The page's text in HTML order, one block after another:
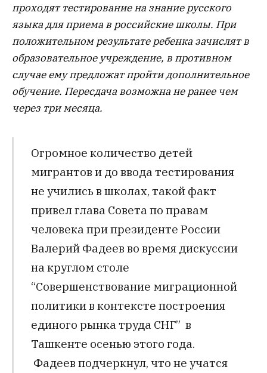
проходят тестирование на знание русского
языка для приема в российские школы. При
положительном результате ребенка зачислят в
образовательное учреждение, в противном
случае ему предложат пройти дополнительное
обучение. Пересдача возможна не ранее чем
через три месяца.
Огромное количество детей
мигрантов и до ввода тестирования
не учились в школах, такой факт
привел глава Совета по правам
человека при президенте России
Валерий Фадеев во время дискуссии
на круглом столе
“Совершенствование миграционной
политики в контексте построения
единого рынка труда СНГ” в
Ташкенте осенью этого года.
Фадеев подчеркнул, что не учатся